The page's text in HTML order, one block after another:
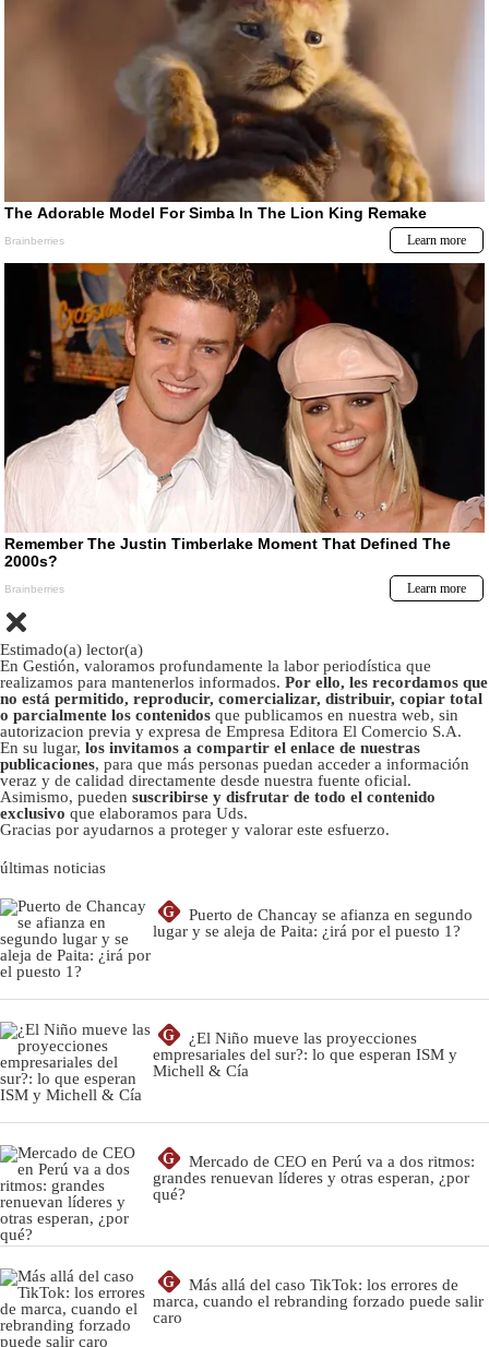
Estimado(a) lector(a)
En Gestión, valoramos profundamente la labor periodística que
realizamos para mantenerlos informados. Por ello, les recordamos que
no está permitido, reproducir, comercializar, distribuir, copiar total
o parcialmente los contenidos que publicamos en nuestra web, sin
autorizacion previa y expresa de Empresa Editora El Comercio S.A.
En su lugar, los invitamos a compartir el enlace de nuestras
publicaciones, para que más personas puedan acceder a información
veraz y de calidad directamente desde nuestra fuente oficial.
Asimismo, pueden suscribirse y disfrutar de todo el contenido
exclusivo que elaboramos para Uds.
Gracias por ayudarnos a proteger y valorar este esfuerzo.
últimas noticias
G
Puerto de Chancay se afianza en segundo
lugar y se aleja de Paita: ¿irá por el puesto 1?
G
¿El Niño mueve las proyecciones
empresariales del sur?: lo que esperan ISM y
Michell & Cía
G
Mercado de CEO en Perú va a dos ritmos:
grandes renuevan líderes y otras esperan, ¿por
qué?
G
Más allá del caso TikTok: los errores de
marca, cuando el rebranding forzado puede salir
caro